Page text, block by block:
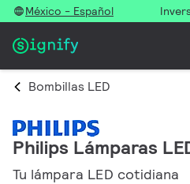
México - Español
Bombillas LED
Philips Lámparas
Tu lámpara LED cotidiana